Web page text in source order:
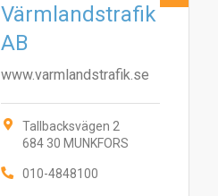
Värmlandstrafik
AB
www.varmlandstrafik.se
Tallbacksvägen 2
684 30 MUNKFORS
010-4848100